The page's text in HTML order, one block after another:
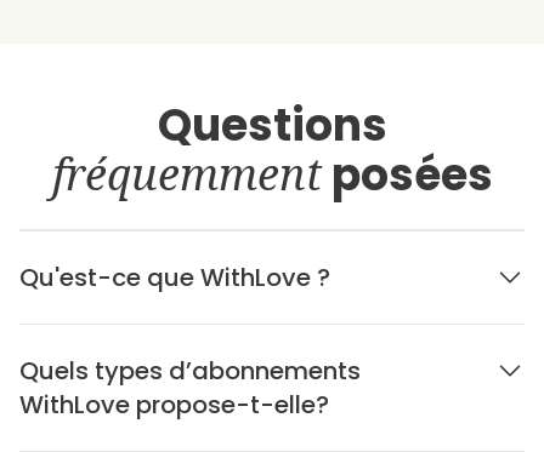
Questions
fréquemmentposées
Qu'est-ce que WithLove ?
Quels types d’abonnements
WithLove propose-t-elle?